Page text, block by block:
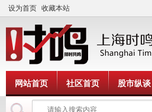
设为首页 收藏本站
网站首页 社区首页 股市纵谈